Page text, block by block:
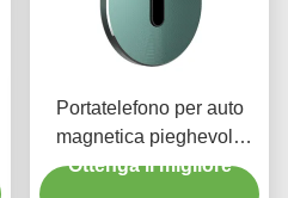
Portatelefono per auto
magnetica pieghevole
senza fili 15w Iphone
Ottenga il migliore